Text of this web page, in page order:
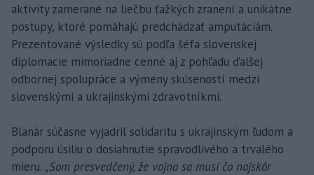
aktivity zamerané na liečbu ťažkých zranení a unikátne
postupy, ktoré pomáhajú predchádzať amputáciám.
Prezentované výsledky sú podľa šéfa slovenskej
diplomacie mimoriadne cenné aj z pohľadu ďalšej
odbornej spolupráce a výmeny skúseností medzi
slovenskými a ukrajinskými zdravotníkmi.
Blanár súčasne vyjadril solidaritu s ukrajinským ľudom a
podporu úsiliu o dosiahnutie spravodlivého a trvalého
mieru. „Som presvedčený, že vojna sa musí čo najskôr